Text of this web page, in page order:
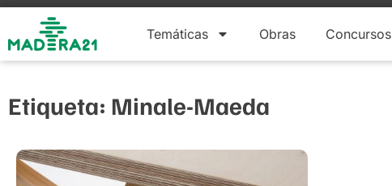
Temáticas Obras Concursos
Etiqueta: Minale-Maeda